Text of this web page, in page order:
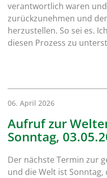
verantwortlich waren
zurückzunehmen und
herzustellen. So sei es.
diesen Prozess zu
06. April 2026
Aufruf zur
Sonntag,
Der nächste Termin zur
und die Welt ist Sonntag,